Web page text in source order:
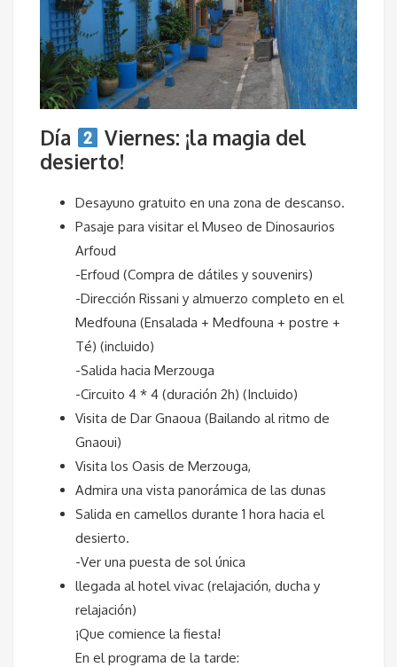
Día
Viernes: ¡la magia del
desierto!
Desayuno gratuito en una zona de descanso.
Pasaje para visitar el Museo de Dinosaurios
Arfoud
-Erfoud (Compra de dátiles y souvenirs)
-Dirección Rissani y almuerzo completo en el
Medfouna (Ensalada + Medfouna + postre +
Té) (incluido)
-Salida hacia Merzouga
-Circuito 4 * 4 (duración 2h) (Incluido)
Visita de Dar Gnaoua (Bailando al ritmo de
Gnaoui)
Visita los Oasis de Merzouga,
Admira una vista panorámica de las dunas
Salida en camellos durante 1 hora hacia el
desierto.
-Ver una puesta de sol única
llegada al hotel vivac (relajación, ducha y
relajación)
¡Que comience la fiesta!
En el programa de la tarde: